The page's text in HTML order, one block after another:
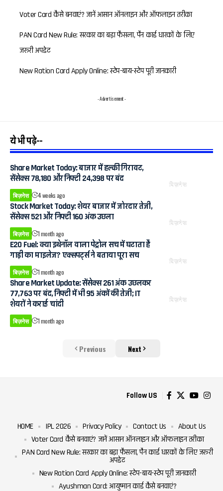
Voter Card कैसे बनवाएं? जानें आसान ऑनलाइन और ऑफलाइन तरीका
PAN Card New Rule: सरकार का बड़ा फैसला, पैन कार्ड धारकों के लिए
जरूरी अपडेट
New Ration Card Apply Online: स्टेप-बाय-स्टेप पूरी जानकारी
- Advertisement -
ये भी पढ़े--
बिज़नेस
Share Market Today: बाजार में हल्की गिरावट,
सेंसेक्स 78,180 और निफ्टी 24,398 पर बंद
बिज़नेस 4 weeks ago
बिज़नेस
Stock Market Today: शेयर बाजार में जोरदार तेजी,
सेंसेक्स 521 और निफ्टी 160 अंक उछला
बिज़नेस 1 month ago
बिज़नेस
E20 Fuel: क्या इथेनॉल वाला पेट्रोल सच में घटाता है
गाड़ी का माइलेज? एक्सपर्ट्स ने बताया पूरा सच
बिज़नेस 1 month ago
बिज़नेस
Share Market Update: सेंसेक्स 261 अंक उछलकर
77,763 पर बंद, निफ्टी में भी 95 अंकों की तेजी; IT
शेयरों ने कराई चांदी
बिज़नेस 1 month ago
Previous Next
Follow US
HOME IPL 2026 Privacy Policy Contact Us
About Us
Voter Card कैसे बनवाएं? जानें आसान ऑनलाइन और ऑफलाइन तरीका
PAN Card New Rule: सरकार का बड़ा फैसला, पैन कार्ड धारकों के लिए जरूरी
अपडेट
New Ration Card Apply Online: स्टेप-बाय-स्टेप पूरी जानकारी
Ayushman Card: आयुष्मान कार्ड कैसे बनवाएं?